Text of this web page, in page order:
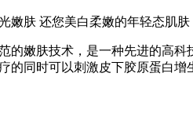
嫩肤 还您美白柔嫩的年轻态肌肤
的嫩肤技术，是一种先进的高
的同时可以刺激皮下胶原蛋白